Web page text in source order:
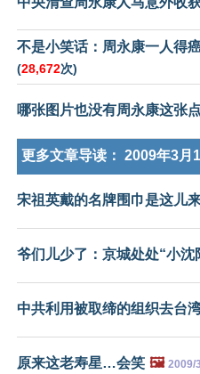
不是小笑话：周永康一人得
(28,672次)
哪张图片也没有周永康这张
更多文章导读： 2009年3月
宋祖英戴的名牌围巾是这儿
爷们儿少了：京城处处“小沈
中共利用被取缔的组织去台
原来这老寿星…会笑 🖼️ 2009/